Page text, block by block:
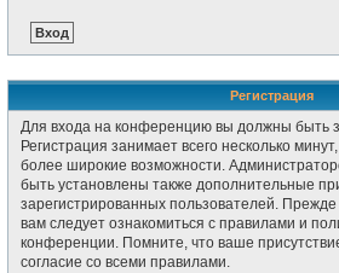
Регистрация
Для входа на конференцию вы должны быть
Регистрация занимает всего несколько
более широкие возможности.
быть установлены также дополнительные
зарегистрированных пользователей. Прежде
вам следует ознакомиться с правилами и
конференции. Помните, что ваше
согласие со всеми правилами.